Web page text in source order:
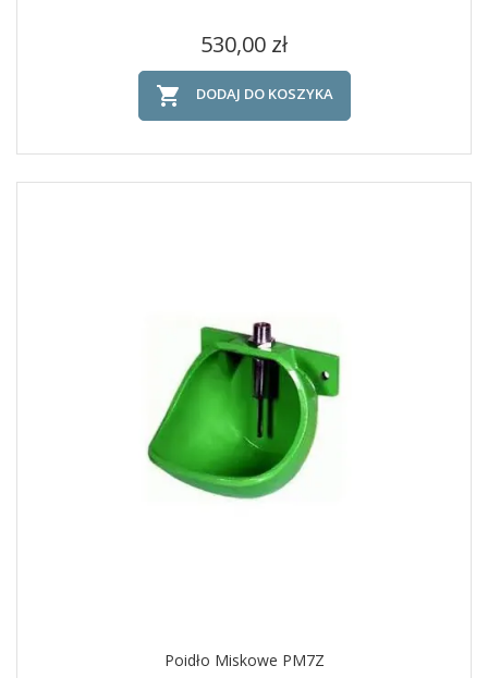
Cena
530,00 zł
 DODAJ DO KOSZYKA
Poidło Miskowe PM7Z